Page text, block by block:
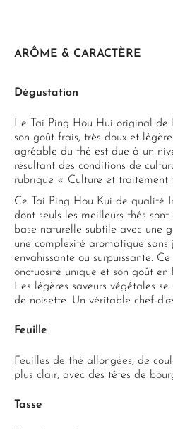
ARÔME & CARACTÈRE
Dégustation
Le Tai Ping Hou Hui original de
son goût frais, très doux et
agréable du thé est due à un
résultant des conditions de
rubrique « Culture et traitement
Ce Tai Ping Hou Kui de qualité
dont seuls les meilleurs thés
base naturelle subtile avec une
une complexité aromatique sans
envahissante ou surpuissante.
onctuosité unique et son goût en
Les légères saveurs végétales
de noisette. Un véritable chef-
Feuille
Feuilles de thé allongées, de
plus clair, avec des têtes de
Tasse